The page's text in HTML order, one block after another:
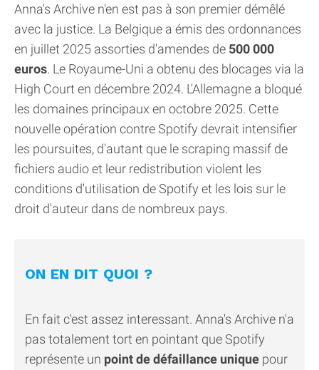
Anna's Archive n'en est pas à son premier démêlé
avec la justice. La Belgique a émis des ordonnances
en juillet 2025 assorties d'amendes de 500 000
euros. Le Royaume-Uni a obtenu des blocages via la
High Court en décembre 2024. L'Allemagne a bloqué
les domaines principaux en octobre 2025. Cette
nouvelle opération contre Spotify devrait intensifier
les poursuites, d'autant que le scraping massif de
fichiers audio et leur redistribution violent les
conditions d'utilisation de Spotify et les lois sur le
droit d'auteur dans de nombreux pays.
ON EN DIT QUOI ?
En fait c'est assez interessant. Anna's Archive n'a
pas totalement tort en pointant que Spotify
représente un point de défaillance unique pour